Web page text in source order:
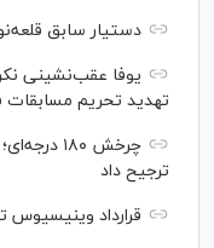
دستیار سابق
یوفا عقب‌نشینی
تهدید تحریم مسابقات
چرخش ۱۸۰
ترجیح داد
قرارداد وینیسیوس تا ۲۰۳۲ با رئال‌ تمدید